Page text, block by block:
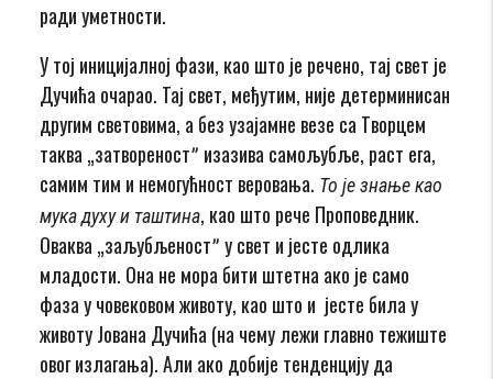
ради уметности.
У тој иницијалној фази, као што је речено, тај свет је
Дучића очарао. Тај свет, међутим, није детерминисан
другим световима, а без узајамне везе са Творцем
таква „затвореностˮ изазива самољубље, раст ега,
самим тим и немогућност веровања. То је знање као
мука духу и таштина, као што рече Проповедник.
Оваква „заљубљеностˮ у свет и јесте одлика
младости. Она не мора бити штетна ако је само
фаза у човековом животу, као што и јесте била у
животу Јована Дучића (на чему лежи главно тежиште
овог излагања). Али ако добије тенденцију да